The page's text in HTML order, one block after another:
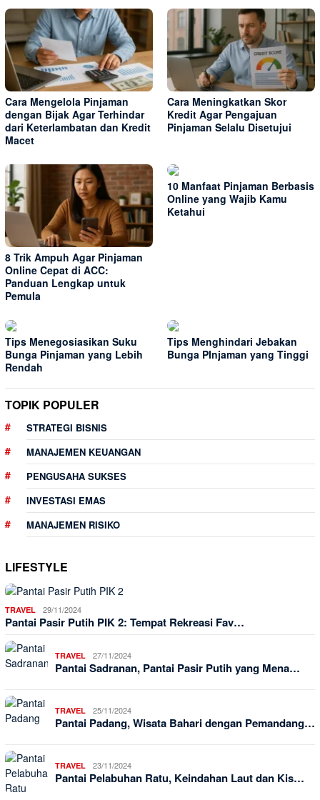
Cara Mengelola Pinjaman
dengan Bijak Agar Terhindar
dari Keterlambatan dan Kredit
Macet
Cara Meningkatkan Skor
Kredit Agar Pengajuan
Pinjaman Selalu Disetujui
8 Trik Ampuh Agar Pinjaman
Online Cepat di ACC:
Panduan Lengkap untuk
Pemula
10 Manfaat Pinjaman Berbasis
Online yang Wajib Kamu
Ketahui
Tips Menegosiasikan Suku
Bunga Pinjaman yang Lebih
Rendah
Tips Menghindari Jebakan
Bunga PInjaman yang Tinggi
TOPIK POPULER
STRATEGI BISNIS
MANAJEMEN KEUANGAN
PENGUSAHA SUKSES
INVESTASI EMAS
MANAJEMEN RISIKO
LIFESTYLE
TRAVEL 29/11/2024
Pantai Pasir Putih PIK 2: Tempat Rekreasi Fav…
TRAVEL 27/11/2024
Pantai Sadranan, Pantai Pasir Putih yang Mena…
TRAVEL 25/11/2024
Pantai Padang, Wisata Bahari dengan Pemandang…
TRAVEL 23/11/2024
Pantai Pelabuhan Ratu, Keindahan Laut dan Kis…